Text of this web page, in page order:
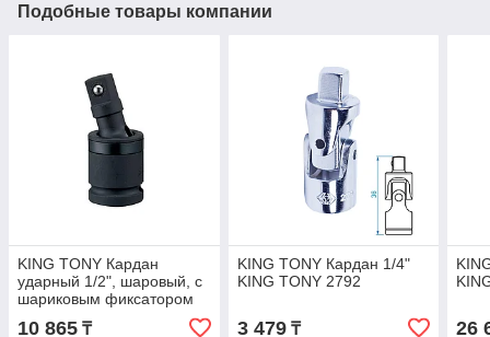
Подобные товары компании
KING TONY Кардан
ударный 1/2", шаровый, с
шариковым фиксатором
10 865 ₸
KING TONY Кардан 1/4"
KING TONY 2792
3 479₸ 26